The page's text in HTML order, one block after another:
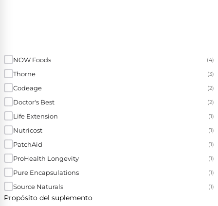
NOW Foods (4)
Thorne (3)
Codeage (2)
Doctor's Best (2)
Life Extension (1)
Nutricost (1)
PatchAid (1)
ProHealth Longevity (1)
Pure Encapsulations (1)
Source Naturals (1)
Propósito del suplemento